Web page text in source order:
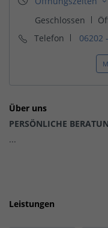
Telefon 06202
Über uns
PERSÖNLICHE
...
Leistungen